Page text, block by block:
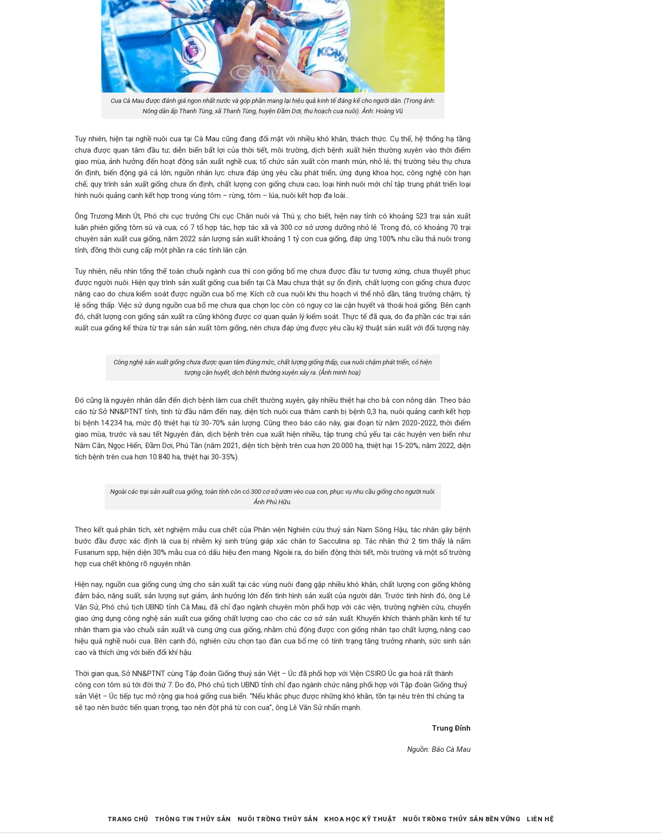
Cua Cà Mau được đánh giá ngon nhất nước và góp phần mang lại hiệu quả kinh tế đáng kể cho người dân. (Trong ảnh:
Nông dân ấp Thanh Tùng, xã Thanh Tùng, huyện Ðầm Dơi, thu hoạch cua nuôi). Ảnh: Hoàng Vũ
Tuy nhiên, hiện tại nghề nuôi cua tại Cà Mau cũng đang đối mặt với nhiều khó khăn, thách thức. Cụ thể, hệ thống hạ tầng
chưa được quan tâm đầu tư; diễn biến bất lợi của thời tiết, môi trường, dịch bệnh xuất hiện thường xuyên vào thời điểm
giao mùa, ảnh hưởng đến hoạt động sản xuất nghề cua; tổ chức sản xuất còn manh mún, nhỏ lẻ; thị trường tiêu thụ chưa
ổn định, biến động giá cả lớn; nguồn nhân lực chưa đáp ứng yêu cầu phát triển; ứng dụng khoa học, công nghệ còn hạn
chế; quy trình sản xuất giống chưa ổn định, chất lượng con giống chưa cao; loại hình nuôi mới chỉ tập trung phát triển loại
hình nuôi quảng canh kết hợp trong vùng tôm – rừng, tôm – lúa, nuôi kết hợp đa loài…
Ông Trương Minh Út, Phó chi cục trưởng Chi cục Chăn nuôi và Thú y, cho biết, hiện nay tỉnh có khoảng 523 trại sản xuất
luân phiên giống tôm sú và cua; có 7 tổ hợp tác, hợp tác xã và 300 cơ sở ương dưỡng nhỏ lẻ. Trong đó, có khoảng 70 trại
chuyên sản xuất cua giống, năm 2022 sản lượng sản xuất khoảng 1 tỷ con cua giống, đáp ứng 100% nhu cầu thả nuôi trong
tỉnh, đồng thời cung cấp một phần ra các tỉnh lân cận.
Tuy nhiên, nếu nhìn tổng thể toàn chuỗi ngành cua thì con giống bố mẹ chưa được đầu tư tương xứng, chưa thuyết phục
được người nuôi. Hiện quy trình sản xuất giống cua biển tại Cà Mau chưa thật sự ổn định, chất lượng con giống chưa được
nâng cao do chưa kiểm soát được nguồn cua bố mẹ. Kích cỡ cua nuôi khi thu hoạch vì thế nhỏ dần, tăng trưởng chậm, tỷ
lệ sống thấp. Việc sử dụng nguồn cua bố mẹ chưa qua chọn lọc còn có nguy cơ lai cận huyết và thoái hoá giống. Bên cạnh
đó, chất lượng con giống sản xuất ra cũng không được cơ quan quản lý kiểm soát. Thực tế đã qua, do đa phần các trại sản
xuất cua giống kế thừa từ trại sản sản xuất tôm giống, nên chưa đáp ứng được yêu cầu kỹ thuật sản xuất với đối tượng này.
Công nghệ sản xuất giống chưa được quan tâm đúng mức, chất lượng giống thấp, cua nuôi chậm phát triển, có hiện
tượng cận huyết, dịch bệnh thường xuyên xảy ra. (Ảnh minh hoạ)
Ðó cũng là nguyên nhân dẫn đến dịch bệnh làm cua chết thường xuyên, gây nhiều thiệt hại cho bà con nông dân. Theo báo
cáo từ Sở NN&PTNT tỉnh, tính từ đầu năm đến nay, diện tích nuôi cua thâm canh bị bệnh 0,3 ha, nuôi quảng canh kết hợp
bị bệnh 14.234 ha, mức độ thiệt hại từ 30-70% sản lượng. Cũng theo báo cáo này, giai đoạn từ năm 2020-2022, thời điểm
giao mùa, trước và sau tết Nguyên đán, dịch bệnh trên cua xuất hiện nhiều, tập trung chủ yếu tại các huyện ven biển như
Năm Căn, Ngọc Hiển, Ðầm Dơi, Phú Tân (năm 2021, diện tích bệnh trên cua hơn 20.000 ha, thiệt hại 15-20%; năm 2022, diện
tích bệnh trên cua hơn 10.840 ha, thiệt hại 30-35%).
Ngoài các trại sản xuất cua giống, toàn tỉnh còn có 300 cơ sở ươm vèo cua con, phục vụ nhu cầu giống cho người nuôi.
Ảnh Phú Hữu.
Theo kết quả phân tích, xét nghiệm mẫu cua chết của Phân viện Nghiên cứu thuỷ sản Nam Sông Hậu, tác nhân gây bệnh
bước đầu được xác định là cua bị nhiễm ký sinh trùng giáp xác chân tơ Sacculina sp. Tác nhân thứ 2 tìm thấy là nấm
Fusarium spp, hiện diện 30% mẫu cua có dấu hiệu đen mang. Ngoài ra, do biến động thời tiết, môi trường và một số trường
hợp cua chết không rõ nguyên nhân.
Hiện nay, nguồn cua giống cung ứng cho sản xuất tại các vùng nuôi đang gặp nhiều khó khăn, chất lượng con giống không
đảm bảo, năng suất, sản lượng sụt giảm, ảnh hưởng lớn đến tình hình sản xuất của người dân. Trước tình hình đó, ông Lê
Văn Sử, Phó chủ tịch UBND tỉnh Cà Mau, đã chỉ đạo ngành chuyên môn phối hợp với các viện, trường nghiên cứu, chuyển
giao ứng dụng công nghệ sản xuất cua giống chất lượng cao cho các cơ sở sản xuất. Khuyến khích thành phần kinh tế tư
nhân tham gia vào chuỗi sản xuất và cung ứng cua giống, nhằm chủ động được con giống nhân tạo chất lượng, nâng cao
hiệu quả nghề nuôi cua. Bên cạnh đó, nghiên cứu chọn tạo đàn cua bố mẹ có tính trạng tăng trưởng nhanh, sức sinh sản
cao và thích ứng với biến đổi khí hậu.
Thời gian qua, Sở NN&PTNT cùng Tập đoàn Giống thuỷ sản Việt – Úc đã phối hợp với Viện CSIRO Úc gia hoá rất thành
công con tôm sú tới đời thứ 7. Do đó, Phó chủ tịch UBND tỉnh chỉ đạo ngành chức năng phối hợp với Tập đoàn Giống thuỷ
sản Việt – Úc tiếp tục mở rộng gia hoá giống cua biển. “Nếu khắc phục được những khó khăn, tồn tại nêu trên thì chúng ta
sẽ tạo nên bước tiến quan trọng, tạo nên đột phá từ con cua”, ông Lê Văn Sử nhấn mạnh.
Trung Ðỉnh
Nguồn: Báo Cà Mau
TRANG CHỦ THÔNG TIN THỦY SẢN NUÔI TRỒNG THỦY SẢN KHOA HỌC KỸ THUẬT NUÔI TRỒNG THỦY SẢN BỀN VỮNG LIÊN HỆ